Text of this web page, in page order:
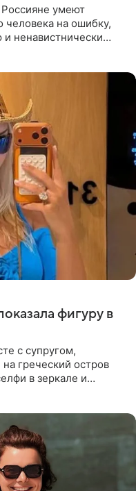
умеют
человека на ошибку,
ненавистнически
фигуру в
с супругом,
греческий остров
в зеркале и